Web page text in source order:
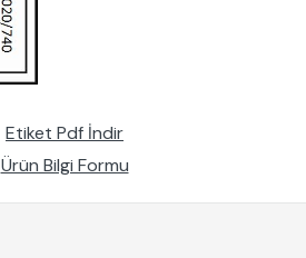
Etiket Pdf İndir
Ürün Bilgi Formu